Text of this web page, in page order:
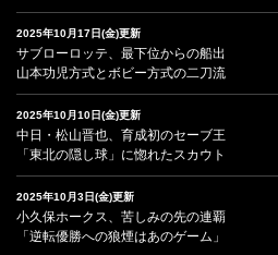
2025年10月17日(金)更新
サブローロッテ、最下位からの船出
山本功児方式とボビー方式の二刀流
2025年10月10日(金)更新
中日・松山晋也、育成初のセーブ王
「東北の隠し球」に惚れたスカウト
2025年10月3日(金)更新
小久保ホークス、苦しみの先の連覇
「逆転優勝への狼煙はあのゲーム」